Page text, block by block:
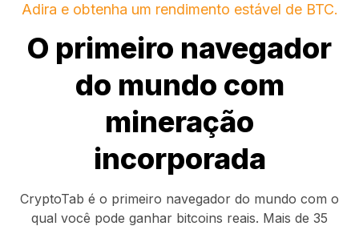
Adira e obtenha um rendimento estável de BTC.
O primeiro navegador
do mundo com
mineração
incorporada
CryptoTab é o primeiro navegador do mundo com o
qual você pode ganhar bitcoins reais. Mais de 35